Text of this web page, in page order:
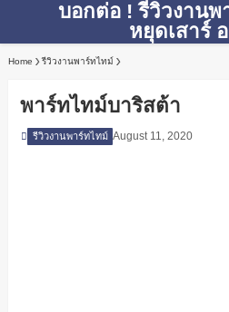
บอกต่อ ! รีวิวงานพ
หยุดเสาร์
Home รีวิวงานพาร์ทไทม์
พาร์ทไทม์บาริสต้า
รีวิวงานพาร์ทไทม์ August 11, 2020